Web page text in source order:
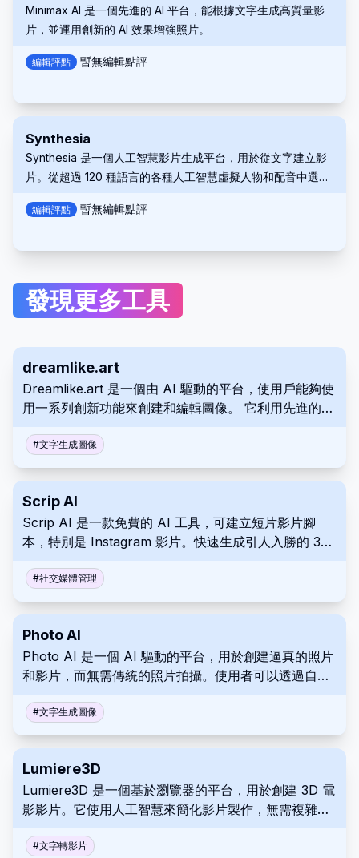
Minimax AI 是一個先進的 AI 平台，能根據文字生成高質量影
片，並運用創新的 AI 效果增強照片。
編輯評點 暫無編輯點評
Synthesia
Synthesia 是一個人工智慧影片生成平台，用於從文字建立影
片。從超過 120 種語言的各種人工智慧虛擬人物和配音中選
編輯評點 暫無編輯點評
發現更多工具
dreamlike.art
Dreamlike.art 是一個由 AI 驅動的平台，使用戶能夠使
用一系列創新功能來創建和編輯圖像。 它利用先進的算
增強質量的新作品。 其直觀的介面有助於快速迭代的創
意過程。
#文字生成圖像
Scrip AI
Scrip AI 是一款免費的 AI 工具，可建立短片影片腳
本，特別是 Instagram 影片。快速生成引人入勝的 30-
#社交媒體管理
Photo AI
Photo AI 是一個 AI 驅動的平台，用於創建逼真的照片
和影片，而無需傳統的照片拍攝。使用者可以透過自拍
勢。
#文字生成圖像
Lumiere3D
Lumiere3D 是一個基於瀏覽器的平台，用於創建 3D 電
影影片。它使用人工智慧來簡化影片製作，無需複雜的
視覺演示，從而最大限度地提高品牌和零售商的產品促
#文字轉影片